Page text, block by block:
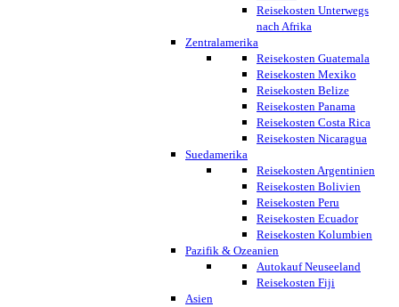
Reisekosten Unterwegs
nach Afrika
Zentralamerika
Reisekosten Guatemala
Reisekosten Mexiko
Reisekosten Belize
Reisekosten Panama
Reisekosten Costa Rica
Reisekosten Nicaragua
Suedamerika
Reisekosten Argentinien
Reisekosten Bolivien
Reisekosten Peru
Reisekosten Ecuador
Reisekosten Kolumbien
Pazifik & Ozeanien
Autokauf Neuseeland
Reisekosten Fiji
Asien